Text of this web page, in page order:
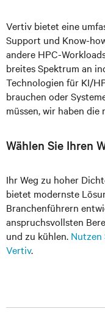
Vertiv bietet eine
Support und Know-
andere HPC-
breites Spektrum an
Technologien für KI/
brauchen oder
müssen, wir haben
Wählen Sie Ihren
Ihr Weg zu hoher
bietet modernste
Branchenführern
anspruchsvollsten
und zu kühlen. Nutzen
Vertiv.